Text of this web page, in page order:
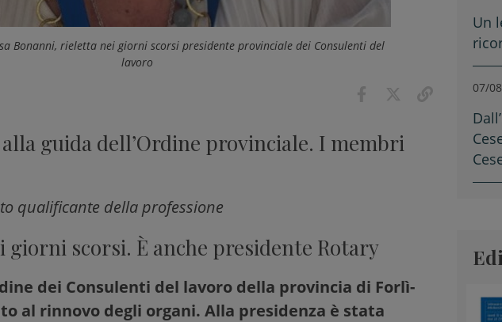
Bonanni, rieletta nei giorni scorsi presidente provinciale dei Consulenti del
lavoro
guida dell’Ordine provinciale. I membri
qualificante della professione
giorni scorsi. È anche presidente Rotary
dei Consulenti del lavoro della provincia di Forlì-
al rinnovo degli organi. Alla presidenza è stata
Un
07/